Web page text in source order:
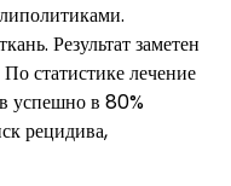
Результат заметен
статистике лечение
успешно в 80%
рецидива,